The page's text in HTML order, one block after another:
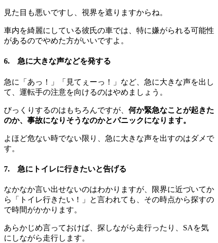
見た目も悪いですし、視界を遮りますからね。
車内を綺麗にしている彼氏の車では、特に嫌がられる可能性
があるのでやめた方がいいですよ。
6. 急に大きな声などを発する
急に「あっ！」「見てぇーっ！」など、急に大きな声を出し
て、運転手の注意を向けるのはやめましょう。
びっくりするのはもちろんですが、 何か緊急なことが起きた
のか、事故になりそうなのかとパニックになります。
よほど危ない時でない限り、急に大きな声を出すのはダメで
す。
7. 急にトイレに行きたいと告げる
なかなか言い出せないのはわかりますが、限界に近づいてか
ら「トイレ行きたい！」と言われても、その時点から探すの
で時間がかかります。
あらかじめ言っておけば、探しながら走行ったり、SAを気
にしながら走行します。